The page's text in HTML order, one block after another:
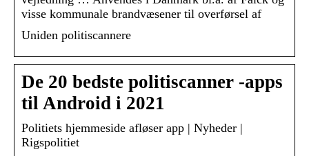
visse kommunale brandvæsener til overførsel af
Uniden politiscannere
De 20 bedste politiscanner -apps
til Android i 2021
Politiets hjemmeside afløser app | Nyheder |
Rigspolitiet